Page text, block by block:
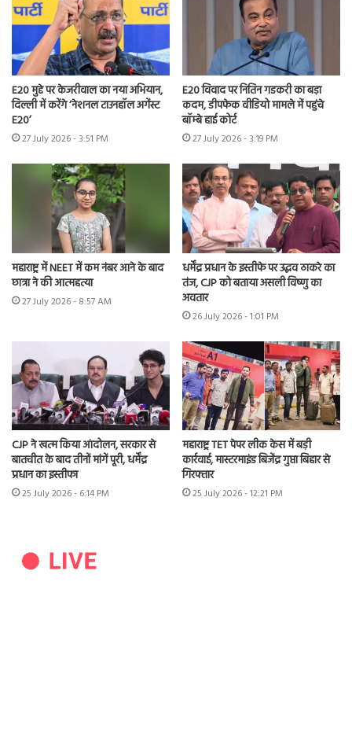
E20 मुद्दे पर केजरीवाल का नया अभियान,
दिल्ली में करेंगे ‘नेशनल टाउनहॉल अगेंस्ट
E20’
27 July 2026 - 3:51 PM
E20 विवाद पर नितिन गडकरी का बड़ा
कदम, डीपफेक वीडियो मामले में पहुंचे
बॉम्बे हाई कोर्ट
27 July 2026 - 3:19 PM
महाराष्ट्र में NEET में कम नंबर आने के बाद
छात्रा ने की आत्महत्या
27 July 2026 - 8:57 AM
धर्मेंद्र प्रधान के इस्तीफे पर उद्धव ठाकरे का
तंज, CJP को बताया असली विष्णु का
अवतार
26 July 2026 - 1:01 PM
CJP ने खत्म किया आंदोलन, सरकार से
बातचीत के बाद तीनों मांगें पूरी, धर्मेंद्र
प्रधान का इस्तीफा
25 July 2026 - 6:14 PM
महाराष्ट्र TET पेपर लीक केस में बड़ी
कार्रवाई, मास्टरमाइंड बिजेंद्र गुप्ता बिहार से
गिरफ्तार
25 July 2026 - 12:21 PM